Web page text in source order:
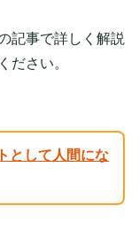
記事で詳しく解説
ださい。
として人間にな